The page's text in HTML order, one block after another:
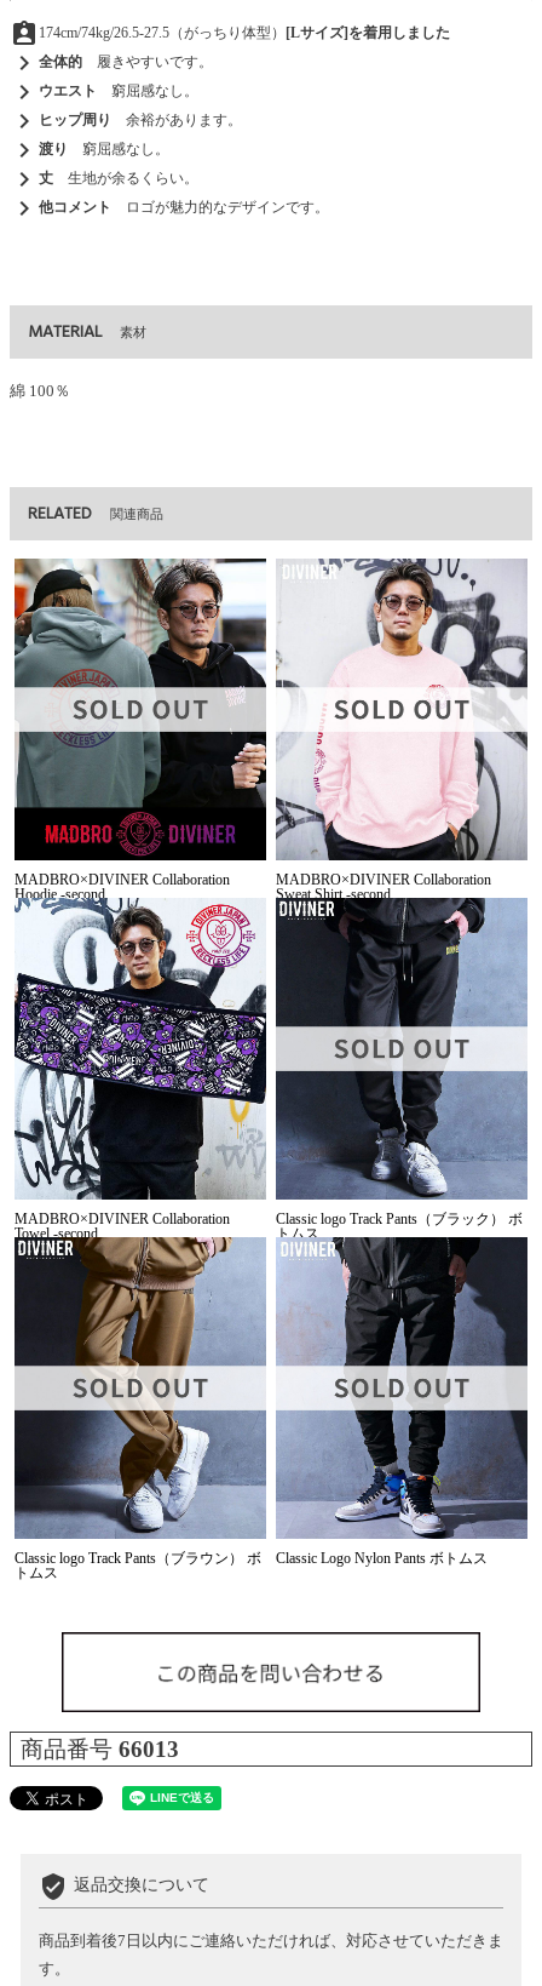
assignment_ind 174cm/74kg/26.5-27.5（がっちり体型） [Lサイズ]を着用しました
chevron_right 全体的 履きやすいです。
chevron_right ウエスト 窮屈感なし。
chevron_right ヒップ周り 余裕があります。
chevron_right 渡り 窮屈感なし。
chevron_right 丈 生地が余るくらい。
chevron_right 他コメント ロゴが魅力的なデザインです。
MATERIAL 素材
綿 100％
RELATED 関連商品
MADBRO×DIVINER Collaboration
Hoodie -second
MADBRO×DIVINER Collaboration
Sweat Shirt -second
MADBRO×DIVINER Collaboration
Towel -second
Classic logo Track Pants（ブラック） ボ
トムス
Classic logo Track Pants（ブラウン） ボ
トムス
Classic Logo Nylon Pants ボトムス
商品番号 66013
verified_user 返品交換について
商品到着後7日以内にご連絡いただければ、対応させていただきま
す。